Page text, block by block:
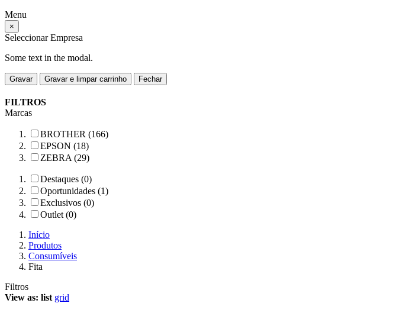
Menu
×
Seleccionar Empresa
Some text in the modal.
Gravar Gravar e limpar carrinho Fechar
FILTROS
Marcas
BROTHER (166)
EPSON (18)
ZEBRA (29)
Destaques (0)
Oportunidades (1)
Exclusivos (0)
Outlet (0)
Início
Produtos
Consumíveis
Fita
Filtros
View as: list grid